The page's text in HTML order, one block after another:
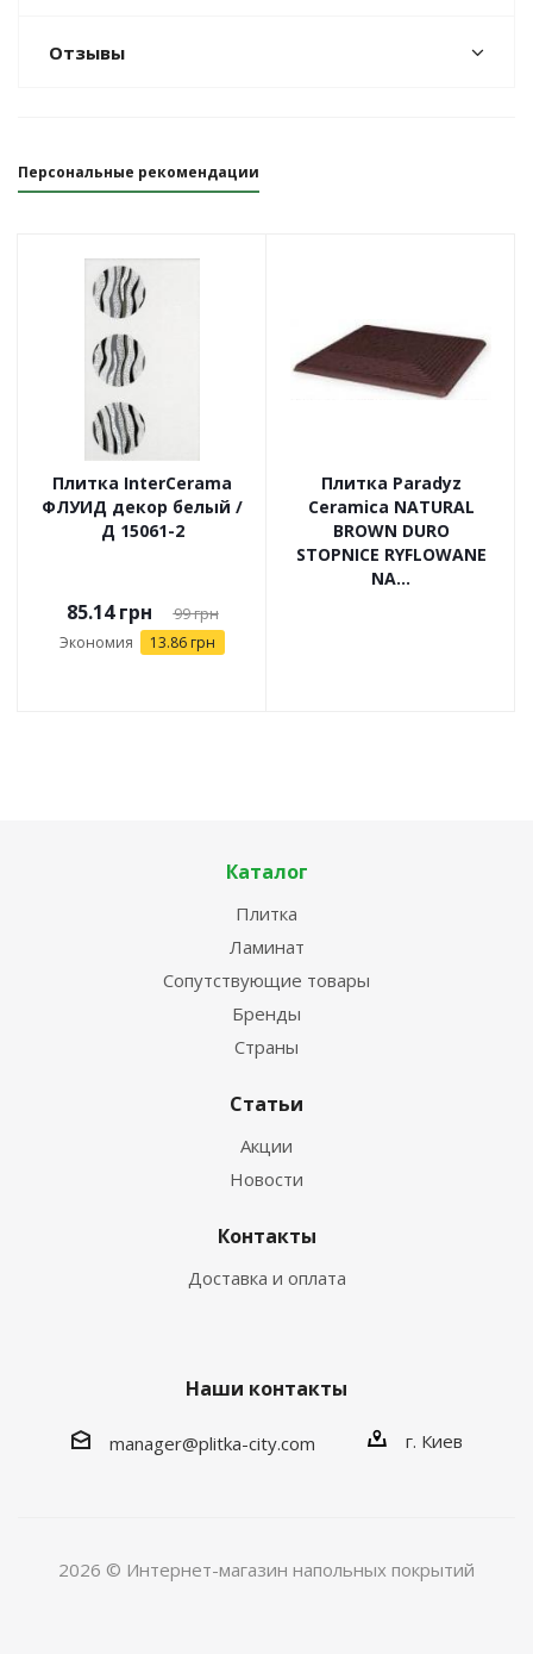
Отзывы
Персональные рекомендации
Плитка InterCerama
ФЛУИД декор белый /
Д 15061-2
85.14грн 99грн
Экономия 13.86 грн
Плитка Paradyz
Ceramica NATURAL
BROWN DURO
STOPNICE RYFLOWANE
NA...
Каталог
Плитка
Ламинат
Сопутствующие товары
Бренды
Страны
Статьи
Акции
Новости
Контакты
Доставка и оплата
Наши контакты
manager@plitka-city.com г. Киев
2026 © Интернет-магазин напольных покрытий